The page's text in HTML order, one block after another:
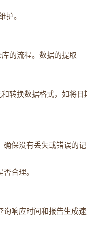
护。
的流程。数据的提取
转换数据格式，如将日
保没有丢失或错误的记
合理。
询响应时间和报告生成